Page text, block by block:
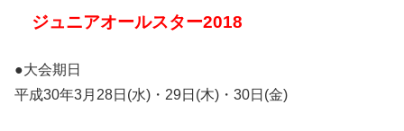
ジュニアオールスター2018
●大会期日
平成30年3月28日(水)・29日(木)・30日(金)